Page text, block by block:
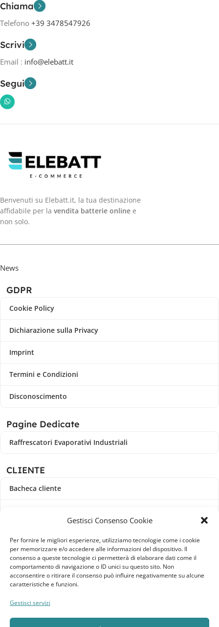
Gestisci Consenso Cookie
Per fornire le migliori esperienze, utilizziamo tecnologie come i cookie
per memorizzare e/o accedere alle informazioni del dispositivo. Il
consenso a queste tecnologie ci permetterà di elaborare dati come il
comportamento di navigazione o ID unici su questo sito. Non
acconsentire o ritirare il consenso può influire negativamente su alcune
caratteristiche e funzioni.
Gestisci servizi
Chiama
Telefono +39 3478547926
Scrivi
Email : info@elebatt.it
Segui
Benvenuti su Elebatt.it, la tua destinazione
affidabile per la vendita batterie online e
non solo.
News
GDPR
Cookie Policy
Dichiarazione sulla Privacy
Imprint
Termini e Condizioni
Disconoscimento
Pagine Dedicate
Raffrescatori Evaporativi Industriali
CLIENTE
Bacheca cliente
Indirizzi
Metodi di pagamento
Dettagli account
Lista dei desideri